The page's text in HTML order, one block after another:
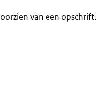
van een opschrift.